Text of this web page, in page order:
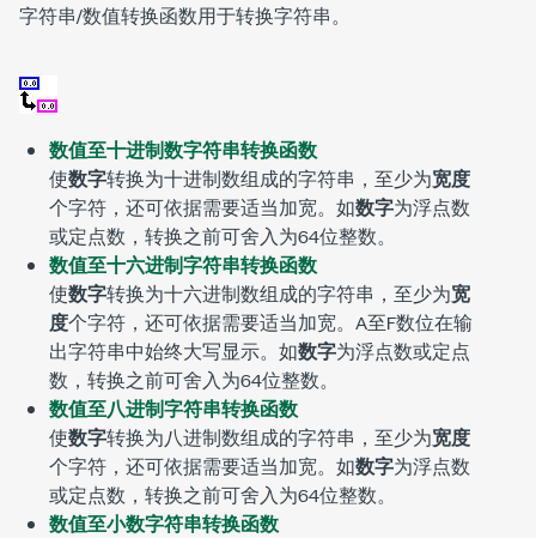
字符串/数值转换函数用于转换字符串。
数值至十进制数字符串转换函数
使数字转换为十进制数组成的字符串，至少为宽度
个字符，还可依据需要适当加宽。如数字为浮点数
或定点数，转换之前可舍入为64位整数。
数值至十六进制字符串转换函数
使数字转换为十六进制数组成的字符串，至少为宽
度个字符，还可依据需要适当加宽。A至F数位在输
出字符串中始终大写显示。如数字为浮点数或定点
数，转换之前可舍入为64位整数。
数值至八进制字符串转换函数
使数字转换为八进制数组成的字符串，至少为宽度
个字符，还可依据需要适当加宽。如数字为浮点数
或定点数，转换之前可舍入为64位整数。
数值至小数字符串转换函数